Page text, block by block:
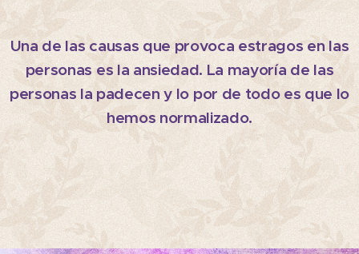
Una de las causas que provoca estragos en las
personas es la ansiedad. La mayoría de las
personas la padecen y lo por de todo es que lo
hemos normalizado.